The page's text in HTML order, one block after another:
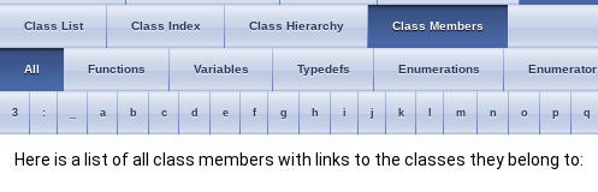
Class List Class Index Class Hierarchy Class Members
All Functions Variables Typedefs Enumerations Enumerator
3 : a b c d e f g h i j k m n o p q
Here is a list of all class members with links to the classes they belong to: